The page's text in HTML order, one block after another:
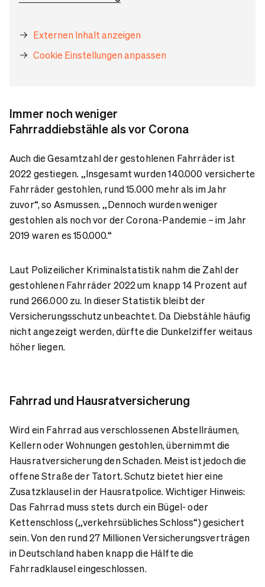
Externen Inhalt anzeigen
Cookie Einstellungen anpassen
Immer noch weniger
Fahrraddiebstähle als vor Corona
Auch die Gesamtzahl der gestohlenen Fahrräder ist
2022 gestiegen. „Insgesamt wurden 140.000 versicherte
Fahrräder gestohlen, rund 15.000 mehr als im Jahr
zuvor“, so Asmussen. „Dennoch wurden weniger
gestohlen als noch vor der Corona-Pandemie – im Jahr
2019 waren es 150.000.“
Laut Polizeilicher Kriminalstatistik nahm die Zahl der
gestohlenen Fahrräder 2022 um knapp 14 Prozent auf
rund 266.000 zu. In dieser Statistik bleibt der
Versicherungsschutz unbeachtet. Da Diebstähle häufig
nicht angezeigt werden, dürfte die Dunkelziffer weitaus
höher liegen.
Fahrrad und Hausratversicherung
Wird ein Fahrrad aus verschlossenen Abstellräumen,
Kellern oder Wohnungen gestohlen, übernimmt die
Hausratversicherung den Schaden. Meist ist jedoch die
offene Straße der Tatort. Schutz bietet hier eine
Zusatzklausel in der Hausratpolice. Wichtiger Hinweis:
Das Fahrrad muss stets durch ein Bügel- oder
Kettenschloss („verkehrsübliches Schloss“) gesichert
sein. Von den rund 27 Millionen Versicherungsverträgen
in Deutschland haben knapp die Hälfte die
Fahrradklausel eingeschlossen.